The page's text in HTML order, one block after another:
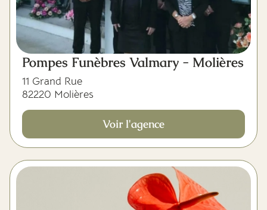
Pompes Funèbres Valmary - Molières
11 Grand Rue
82220 Molières
Voir l'agence